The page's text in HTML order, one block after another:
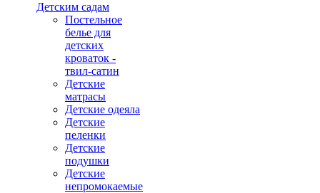
Детским садам
Постельное
белье для
детских
кроваток -
твил-сатин
Детские
матрасы
Детские одеяла
Детские
пеленки
Детские
подушки
Детские
непромокаемые